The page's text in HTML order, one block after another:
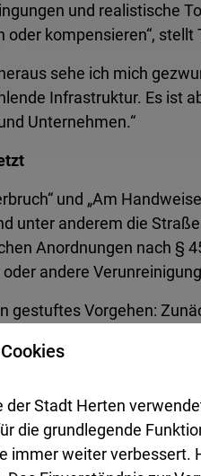
und realistische
kompensieren“, stellt
sehe ich mich
Infrastruktur. Es ist
Unternehmen.“
und „Am
unter anderem die
Anordnungen nach §
andere
gestuftes Vorgehen:
werden.
Curie-Straße und
probeweise ein
Anordnungen
der Stadt Herten
die grundlegende
immer weiter